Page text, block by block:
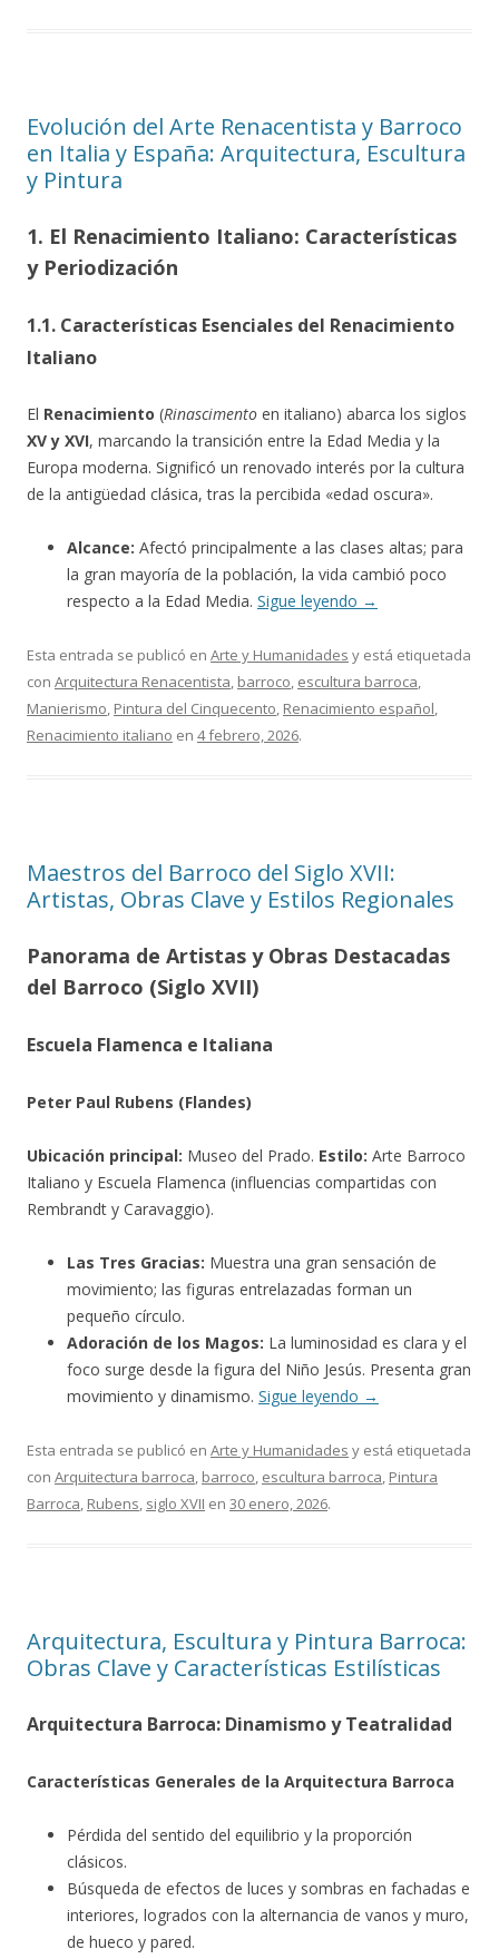
Evolución del Arte Renacentista y Barroco
en Italia y España: Arquitectura, Escultura
y Pintura
1. El Renacimiento Italiano: Características
y Periodización
1.1. Características Esenciales del Renacimiento
Italiano
El Renacimiento (Rinascimento en italiano) abarca los siglos
XV y XVI, marcando la transición entre la Edad Media y la
Europa moderna. Significó un renovado interés por la cultura
de la antigüedad clásica, tras la percibida «edad oscura».
Alcance: Afectó principalmente a las clases altas; para
la gran mayoría de la población, la vida cambió poco
respecto a la Edad Media. Sigue leyendo →
Esta entrada se publicó en Arte y Humanidades y está etiquetada
con Arquitectura Renacentista, barroco, escultura barroca,
Manierismo, Pintura del Cinquecento, Renacimiento español,
Renacimiento italiano en 4 febrero, 2026.
Maestros del Barroco del Siglo XVII:
Artistas, Obras Clave y Estilos Regionales
Panorama de Artistas y Obras Destacadas
del Barroco (Siglo XVII)
Escuela Flamenca e Italiana
Peter Paul Rubens (Flandes)
Ubicación principal: Museo del Prado. Estilo: Arte Barroco
Italiano y Escuela Flamenca (influencias compartidas con
Rembrandt y Caravaggio).
Las Tres Gracias: Muestra una gran sensación de
movimiento; las figuras entrelazadas forman un
pequeño círculo.
Adoración de los Magos: La luminosidad es clara y el
foco surge desde la figura del Niño Jesús. Presenta gran
movimiento y dinamismo. Sigue leyendo →
Esta entrada se publicó en Arte y Humanidades y está etiquetada
con Arquitectura barroca, barroco, escultura barroca, Pintura
Barroca, Rubens, siglo XVII en 30 enero, 2026.
Arquitectura, Escultura y Pintura Barroca:
Obras Clave y Características Estilísticas
Arquitectura Barroca: Dinamismo y Teatralidad
Características Generales de la Arquitectura Barroca
Pérdida del sentido del equilibrio y la proporción
clásicos.
Búsqueda de efectos de luces y sombras en fachadas e
interiores, logrados con la alternancia de vanos y muro,
de hueco y pared.